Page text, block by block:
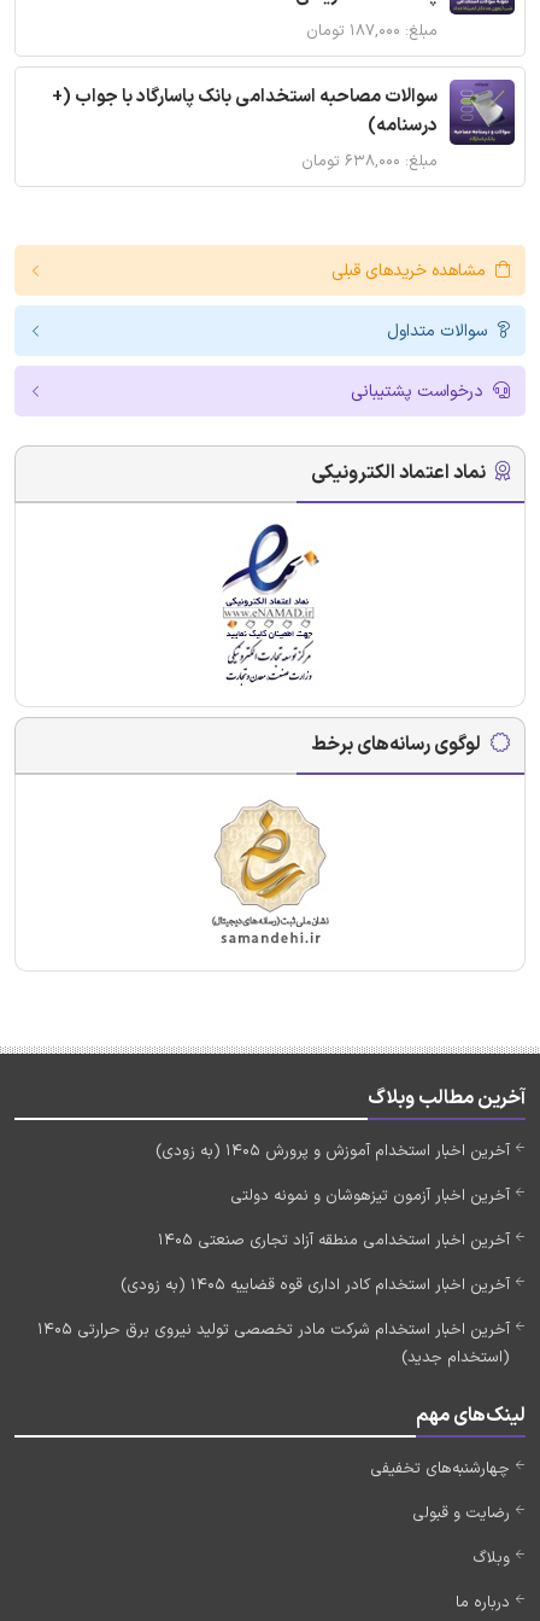
مبلغ: ۱۸۷,۰۰۰ تومان
سوالات مصاحبه استخدامی بانک پاسارگاد با جواب (+
درسنامه)
مبلغ: ۶۳۸,۰۰۰ تومان
مشاهده خریدهای قبلی
سوالات متداول
درخواست پشتیبانی
نماد اعتماد الکترونیکی
لوگوی رسانه‌های برخط
آخرین مطالب وبلاگ
آخرین اخبار استخدام آموزش و پرورش 1405 (به زودی)
آخرین اخبار آزمون تیزهوشان و نمونه دولتی
آخرین اخبار استخدامی منطقه آزاد تجاری صنعتی 1405
آخرین اخبار استخدام کادر اداری قوه قضاییه 1405 (به زودی)
آخرین اخبار استخدام شرکت مادر تخصصی تولید نیروی برق حرارتی 1405
(استخدام جدید)
لینک‌های مهم
چهارشنبه‌های تخفیفی
رضایت و قبولی
وبلاگ
درباره ما